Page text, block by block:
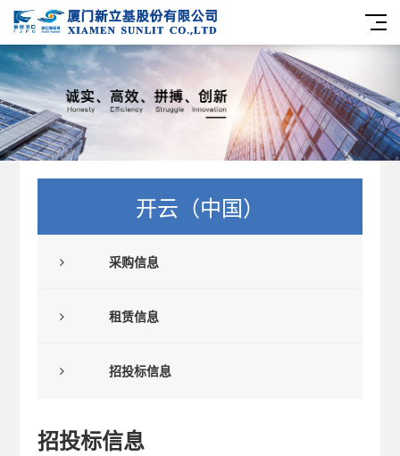
开云（中国）
采购信息
租赁信息
招投标信息
招投标信息